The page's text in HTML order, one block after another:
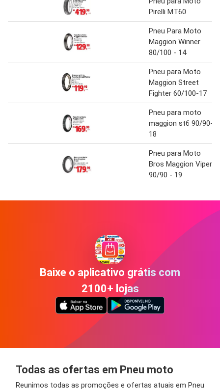
Pirelli MT60
Pneu Para Moto
Maggion Winner
80/100 - 14
Pneu para Moto
Maggion Street
Fighter 60/100-17
Pneu para moto
maggion st6 90/90-
18
Pneu para Moto
Bros Maggion Viper
90/90 - 19
Baixe o aplicativo grátis com
2100+ lojas
Todas as ofertas em Pneu moto
Reunimos todas as promoções e ofertas atuais em Pneu